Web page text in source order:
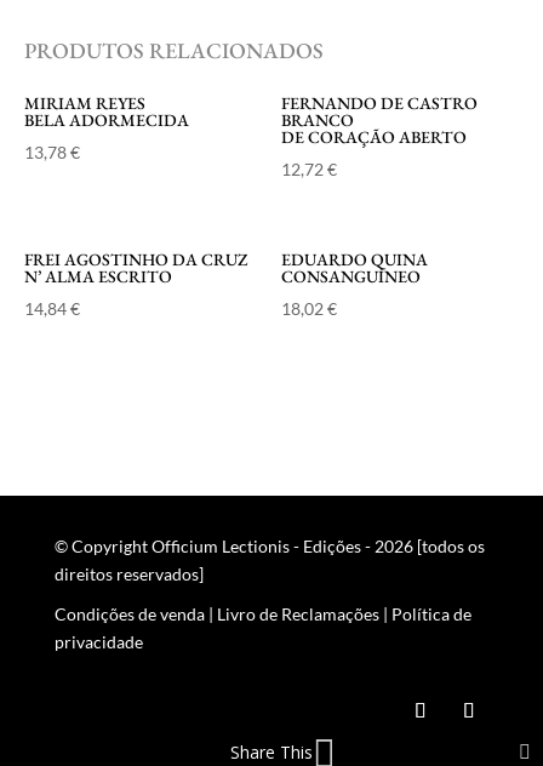
PRODUTOS RELACIONADOS
MIRIAM REYES
BELA ADORMECIDA
13,78€
FERNANDO DE CASTRO
BRANCO
DE CORAÇÃO ABERTO
12,72€
FREI AGOSTINHO DA CRUZ
N’ ALMA ESCRITO
14,84€
EDUARDO QUINA
CONSANGUÍNEO
18,02€
© Copyright Officium Lectionis - Edições - 2026 [todos os
direitos reservados]
Condições de venda| Livro de Reclamações| Política de
privacidade
Share This